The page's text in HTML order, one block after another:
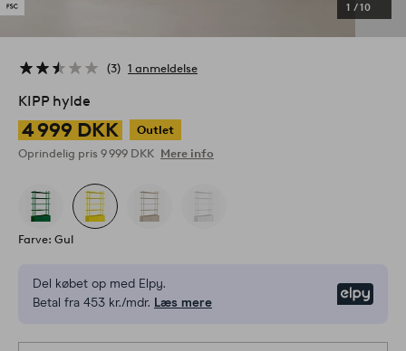
1 /10
3 1 anmeldelse
KIPP hylde
4 999 DKK
Outlet
Oprindelig pris 9 999 DKK Mere info
Farve: Gul
Del købet op med Elpy.
Betal fra 453 kr./mdr. Læs mere